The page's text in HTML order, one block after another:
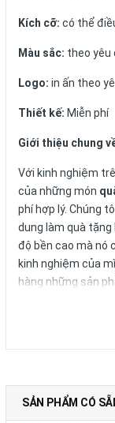
Kích cỡ: có thể
Màu sắc: theo yêu
Logo: in ấn theo
Thiết kế: Miễn phí
Giới thiệu chung
Với kinh nghiệm
của những món
phí hợp lý. Chúng
dung làm quà tặng
độ bền cao mà nó
kinh nghiệm của
hàng những sản
Sản phẩm không
khách mà nó còn
hảo nhất.
SẢN PHẨM CÓ